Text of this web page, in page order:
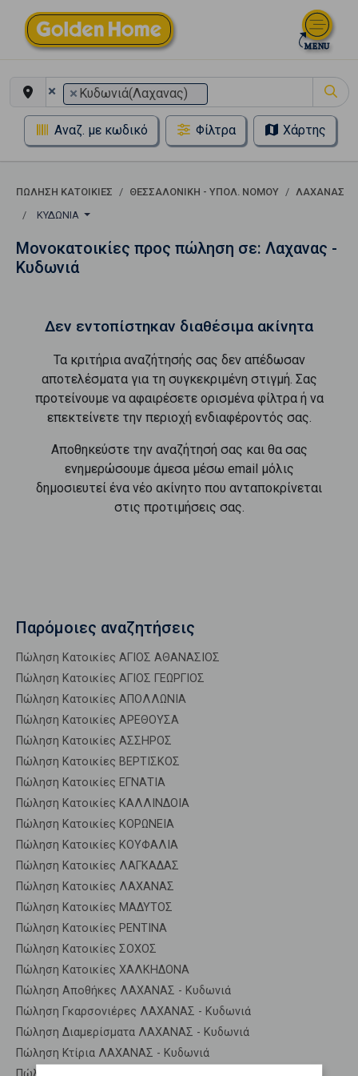
× × Κυδωνιά(Λαχανας)
Αναζ. με κωδικό Φίλτρα Χάρτης
ΠΏΛΗΣΗ ΚΑΤΟΙΚΊΕΣ ΘΕΣΣΑΛΟΝΙΚΗ - ΥΠΟΛ. ΝΟΜΟΥ
ΛΑΧΑΝΑΣ
ΚΥΔΩΝΙΆ
Μονοκατοικίες προς πώληση σε: Λαχανας -
Κυδωνιά
Δεν εντοπίστηκαν διαθέσιμα ακίνητα
Τα κριτήρια αναζήτησής σας δεν απέδωσαν
αποτελέσματα για τη συγκεκριμένη στιγμή. Σας
προτείνουμε να αφαιρέσετε ορισμένα φίλτρα ή να
επεκτείνετε την περιοχή ενδιαφέροντός σας.
Αποθηκεύστε την αναζήτησή σας και θα σας
ενημερώσουμε άμεσα μέσω email μόλις
δημοσιευτεί ένα νέο ακίνητο που ανταποκρίνεται
στις προτιμήσεις σας.
Παρόμοιες αναζητήσεις
Πώληση Κατοικίες ΑΓΙΟΣ ΑΘΑΝΑΣΙΟΣ
Πώληση Κατοικίες ΑΓΙΟΣ ΓΕΩΡΓΙΟΣ
Πώληση Κατοικίες ΑΠΟΛΛΩΝΙΑ
Πώληση Κατοικίες ΑΡΕΘΟΥΣΑ
Πώληση Κατοικίες ΑΣΣΗΡΟΣ
Πώληση Κατοικίες ΒΕΡΤΙΣΚΟΣ
Πώληση Κατοικίες ΕΓΝΑΤΙΑ
Πώληση Κατοικίες ΚΑΛΛΙΝΔΟΙΑ
Πώληση Κατοικίες ΚΟΡΩΝΕΙΑ
Πώληση Κατοικίες ΚΟΥΦΑΛΙΑ
Πώληση Κατοικίες ΛΑΓΚΑΔΑΣ
Πώληση Κατοικίες ΛΑΧΑΝΑΣ
Πώληση Κατοικίες ΜΑΔΥΤΟΣ
Πώληση Κατοικίες ΡΕΝΤΙΝΑ
Πώληση Κατοικίες ΣΟΧΟΣ
Πώληση Κατοικίες ΧΑΛΚΗΔΟΝΑ
Πώληση Αποθήκες ΛΑΧΑΝΑΣ - Κυδωνιά
Πώληση Γκαρσονιέρες ΛΑΧΑΝΑΣ - Κυδωνιά
Πώληση Διαμερίσματα ΛΑΧΑΝΑΣ - Κυδωνιά
Πώληση Κτίρια ΛΑΧΑΝΑΣ - Κυδωνιά